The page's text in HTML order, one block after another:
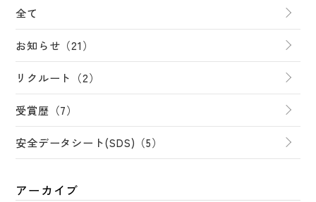
全て
お知らせ（21）
リクルート（2）
受賞歴（7）
安全データシート(SDS)（5）
アーカイブ